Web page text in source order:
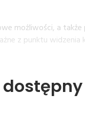
możliwości, a
z punktu widzenia